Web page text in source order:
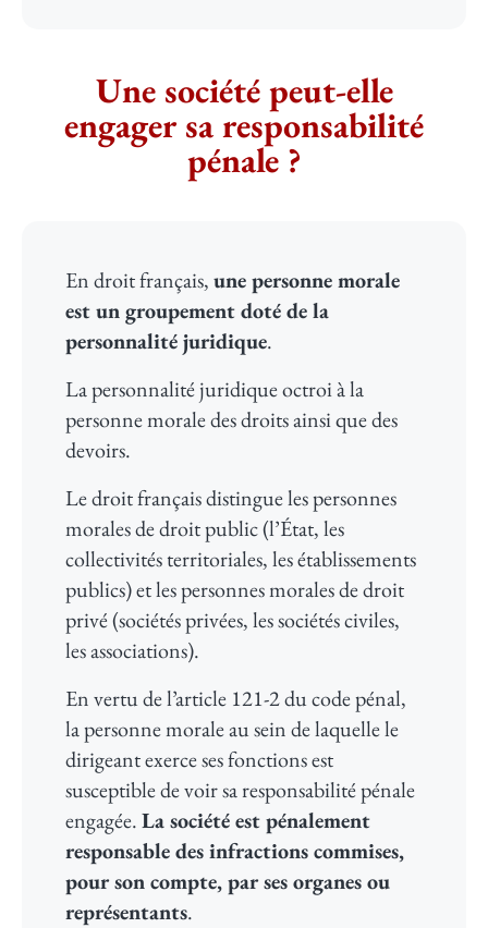
Une société peut-elle
engager sa responsabilité
pénale ? ​
En droit français,une personne morale
est un groupement doté de la
personnalité juridique.
La personnalité juridique octroi à la
personne morale des droits ainsi que des
devoirs.
Le droit français distingue les personnes
morales de droit public (l’État, les
collectivités territoriales, les établissements
publics) et les personnes morales de droit
privé (sociétés privées, les sociétés civiles,
les associations).
En vertu de l’article 121-2 du code pénal,
la personne morale au sein de laquelle le
dirigeant exerce ses fonctions est
susceptible de voir sa responsabilité pénale
engagée.La société est pénalement
responsable des infractions commises,
pour son compte, par ses organes ou
représentants.